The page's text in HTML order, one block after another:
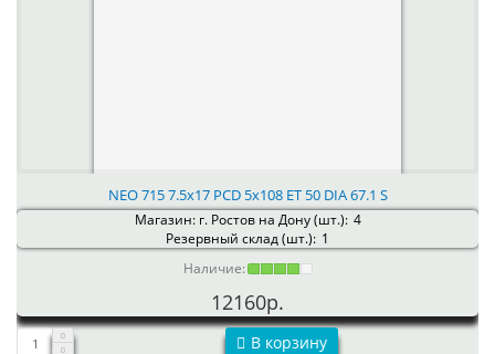
NEO 715 7.5x17 PCD 5x108 ET 50 DIA 67.1 S
Магазин: г. Ростов на Дону (шт.): 4
Резервный склад (шт.): 1
Наличие:
12160р.
В корзину